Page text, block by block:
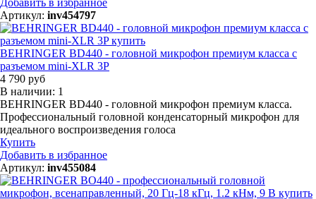
Добавить в избранное
Артикул: inv454797
BEHRINGER BD440 - головной микрофон премиум класса с
разъемом mini-XLR 3P
4 790 руб
В наличии: 1
BEHRINGER BD440 - головной микрофон премиум класса.
Профессиональный головной конденсаторный микрофон для
идеального воспроизведения голоса
Купить
Добавить в избранное
Артикул: inv455084